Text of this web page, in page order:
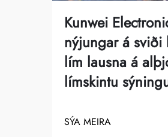
Kunwei
nýjungar á
lím lausna á
límskintu
SÝA MEIRA